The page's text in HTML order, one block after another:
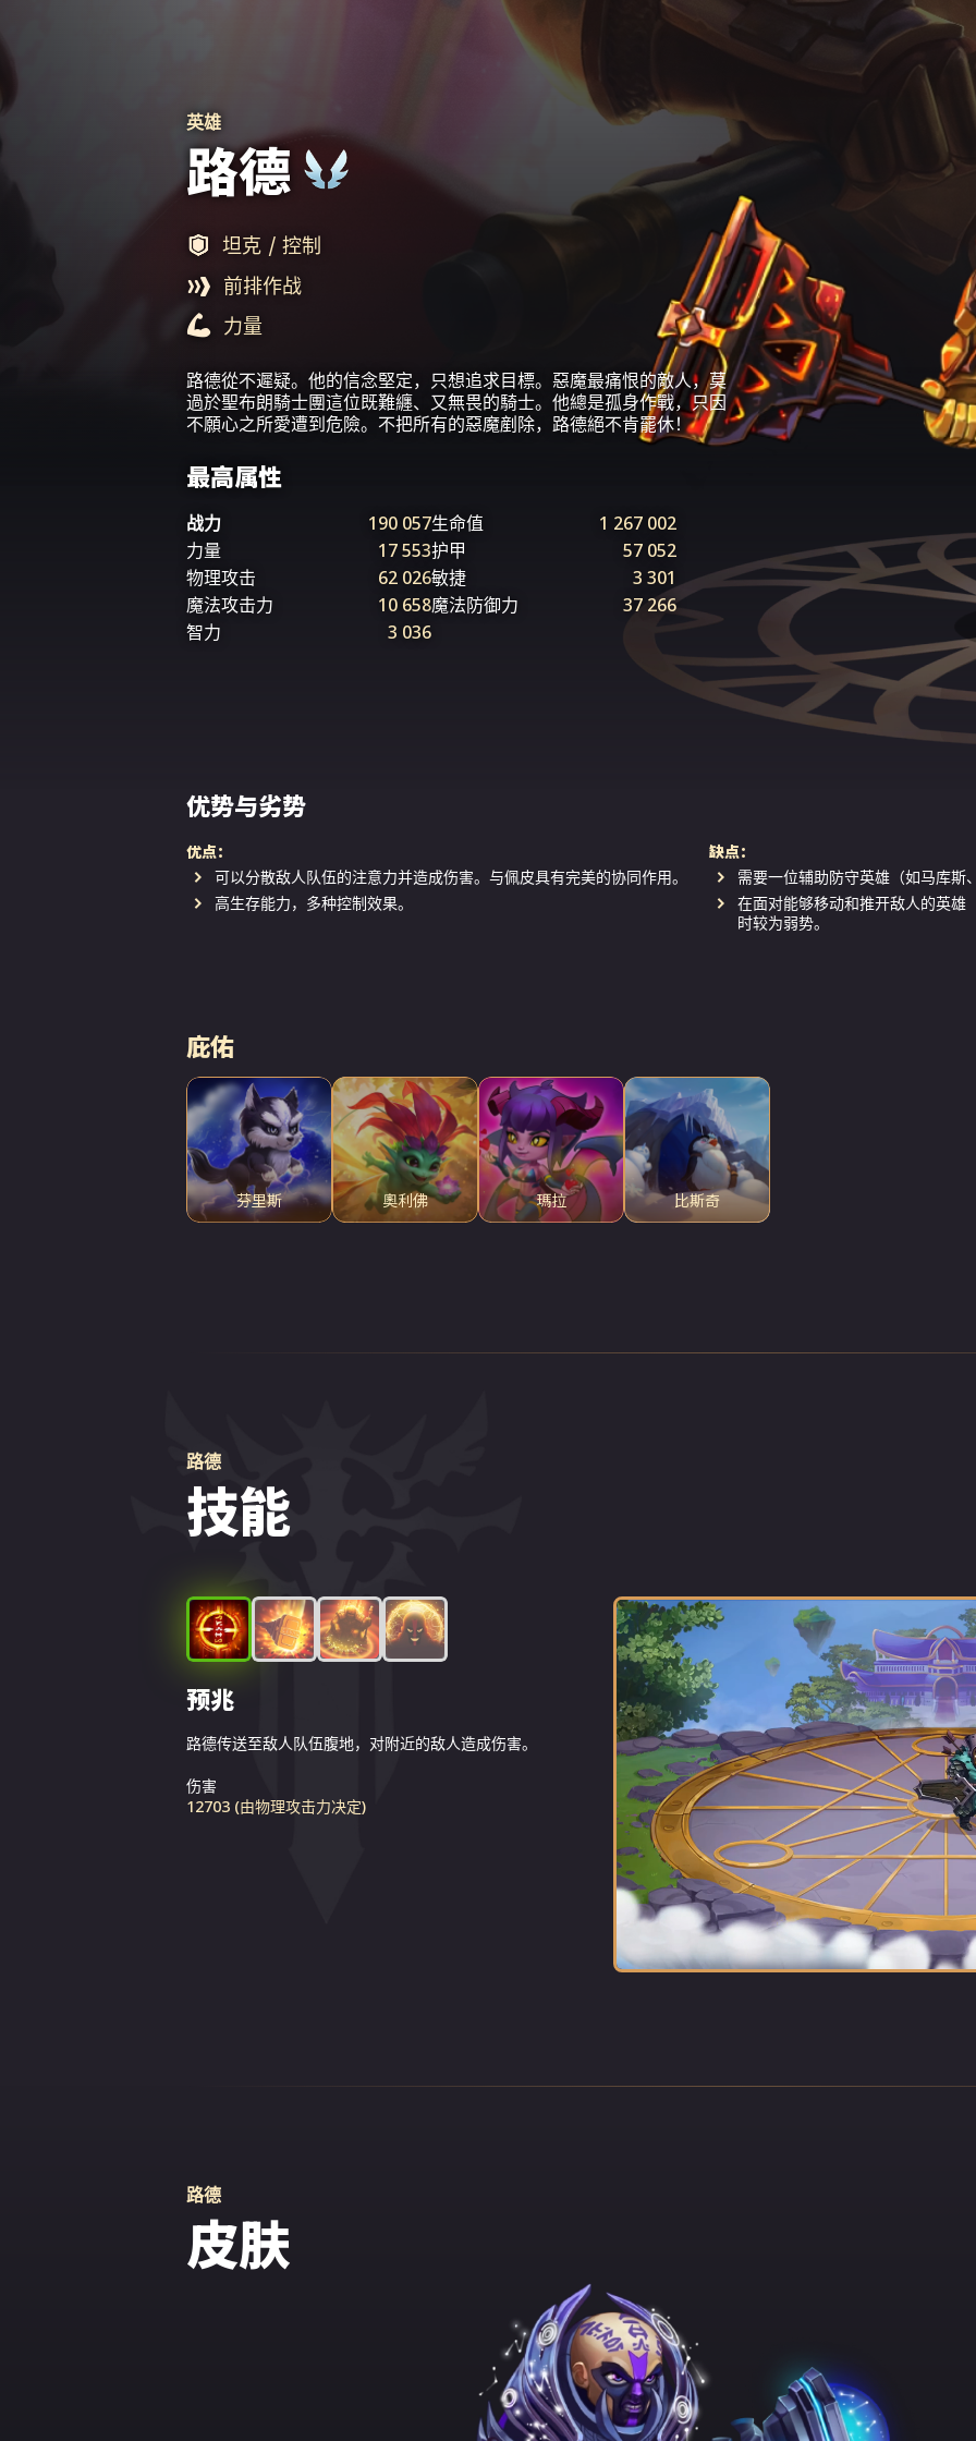
英雄
路德
坦克 / 控制
前排作战
力量
路德從不遲疑。他的信念堅定，只想追求目標。惡魔最痛恨的敵人，莫
過於聖布朗騎士團這位既難纏、又無畏的騎士。他總是孤身作戰，只因
不願心之所愛遭到危險。不把所有的惡魔剷除，路德絕不肯罷休！
最高属性
战力 190 057生命值
1 267 002
力量
17 553护甲
57 052
物理攻击
62 026敏捷
3 301
魔法攻击力
10 658魔法防御力
37 266
智力
3 036
优势与劣势
优点：
可以分散敌人队伍的注意力并造成伤害。与佩皮具有完美的协同作用。
高生存能力，多种控制效果。
缺点：
需要一位辅助防守英雄（如马库斯
在面对能够移动和推开敌人的英雄
时较为弱势。
庇佑
芬里斯 奧利佛 瑪拉 比斯奇
路德
技能
预兆
路德传送至敌人队伍腹地，对附近的敌人造成伤害。
伤害
12703 (由物理攻击力决定)
宣判
击晕附近的敌人并造成伤害。
殺傷力
25108 (由物理攻击力决定) 若目標的等級高於 130，擊
炼狱
使用预兆落地后，路德能制造一道火焰波，对前方的敌人
殺傷力
信仰教义
被动技能。提高魔法防御力。
魔法防御力
1100
信仰
路德
皮肤